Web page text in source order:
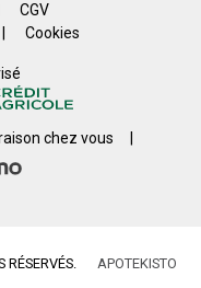
CGV
Cookies
chez vous
RÉSERVÉS. APOTEKISTO